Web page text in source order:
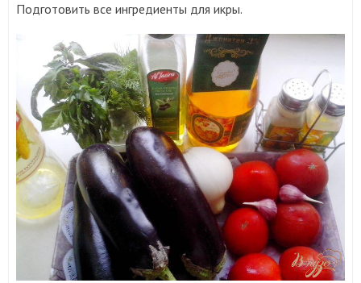
Подготовить все ингредиенты для икры.